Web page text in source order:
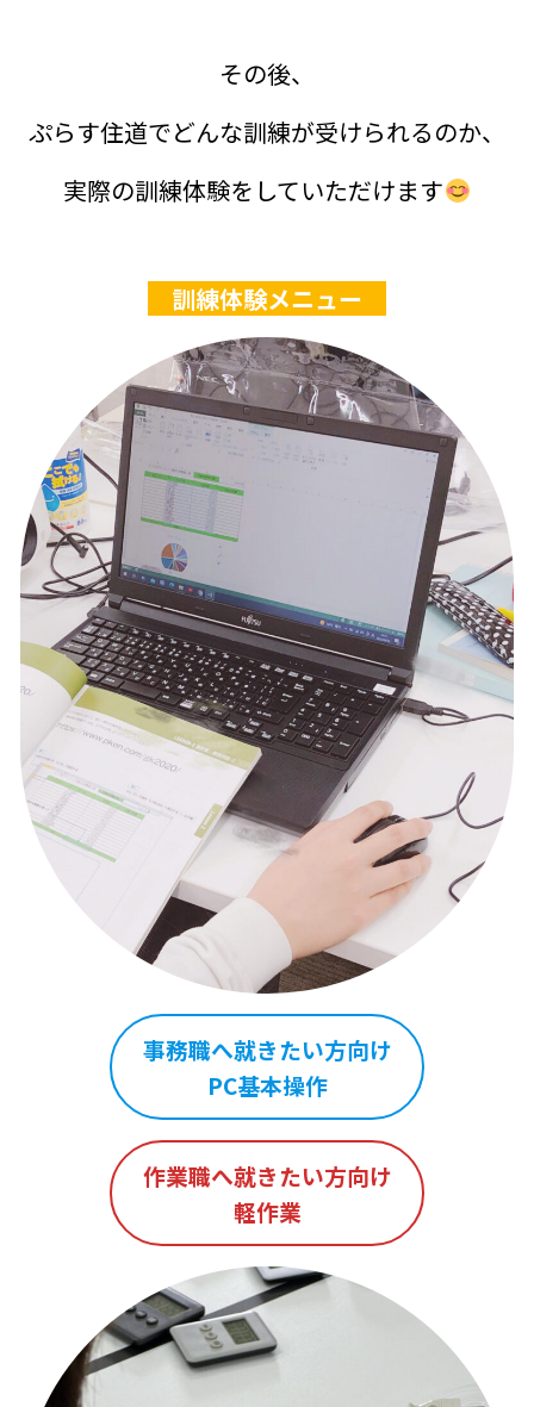
その後、
ぷらす住道でどんな訓練が受けられるのか、
実際の訓練体験をしていただけます
訓練体験メニュー
事務職へ就きたい方向け
PC基本操作
作業職へ就きたい方向け
軽作業